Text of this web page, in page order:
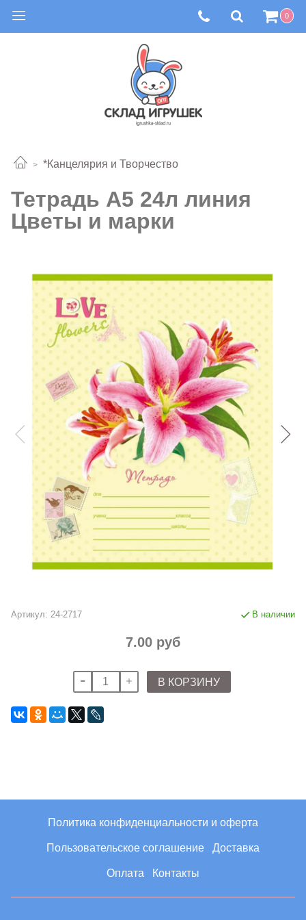
0
*Канцелярия и Творчество
Тетрадь А5 24л линия
Цветы и марки
Артикул: 24-2717 В наличии
7.00 руб
В КОРЗИНУ
Политика конфиденциальности и оферта
Пользовательское соглашение Доставка
Оплата Контакты